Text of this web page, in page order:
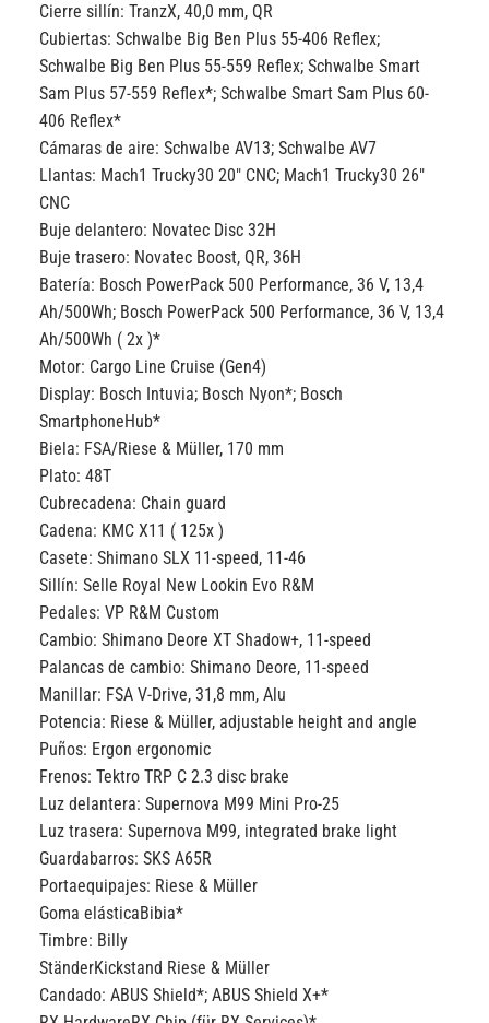
Cierre sillín:TranzX, 40,0 mm, QR
Cubiertas:Schwalbe Big Ben Plus 55-406 Reflex;
Schwalbe Big Ben Plus 55-559 Reflex; Schwalbe Smart
Sam Plus 57-559 Reflex*; Schwalbe Smart Sam Plus 60-
406 Reflex*
Cámaras de aire:Schwalbe AV13; Schwalbe AV7
Llantas: Mach1 Trucky30 20″ CNC; Mach1 Trucky30 26″
CNC
Buje delantero: Novatec Disc 32H
Buje trasero: Novatec Boost, QR, 36H
Batería: Bosch PowerPack 500 Performance, 36 V, 13,4
Ah/500Wh; Bosch PowerPack 500 Performance, 36 V, 13,4
Ah/500Wh ( 2x )*
Motor: Cargo Line Cruise (Gen4)
Display: Bosch Intuvia; Bosch Nyon*; Bosch
SmartphoneHub*
Biela: FSA/Riese & Müller, 170 mm
Plato:48T
Cubrecadena: Chain guard
Cadena: KMC X11 ( 125x )
Casete:Shimano SLX 11-speed, 11-46
Sillín:Selle Royal New Lookin Evo R&M
Pedales:VP R&M Custom
Cambio:Shimano Deore XT Shadow+, 11-speed
Palancas de cambio:Shimano Deore, 11-speed
Manillar: FSA V-Drive, 31,8 mm, Alu
Potencia: Riese & Müller, adjustable height and angle
Puños: Ergon ergonomic
Frenos:Tektro TRP C 2.3 disc brake
Luz delantera:Supernova M99 Mini Pro-25
Luz trasera:Supernova M99, integrated brake light
Guardabarros:SKS A65R
Portaequipajes: Riese & Müller
Goma elásticaBibia*
Timbre: Billy
StänderKickstand Riese & Müller
Candado:ABUS Shield*; ABUS Shield X+*